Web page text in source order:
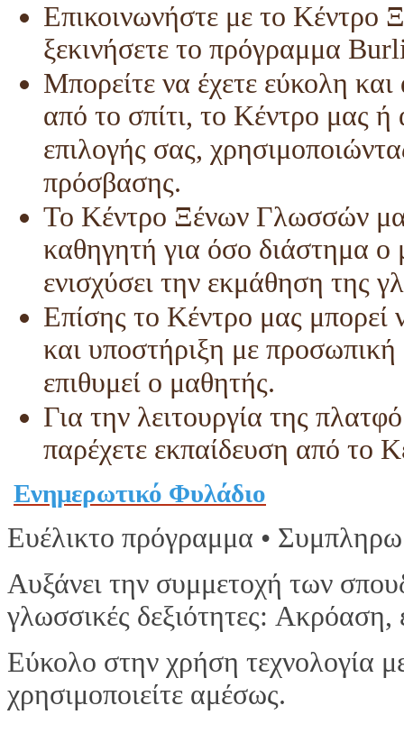
Επικοινωνήστε με το
ξεκινήσετε το πρόγραμμα
Μπορείτε να έχετε εύκολη
από το σπίτι, το Κέντρο μας
επιλογής σας,
πρόσβασης.
Το Κέντρο Ξένων Γλωσσών
καθηγητή για όσο διάστημα ο
ενισχύσει την εκμάθηση της
Επίσης το Κέντρο μας
και υποστήριξη με
επιθυμεί ο μαθητής.
Για την λειτουργία της
παρέχετε εκπαίδευση από το
Ενημερωτικό Φυλάδιο
Ευέλικτο πρόγραμμα •
Αυξάνει την συμμετοχή των
γλωσσικές δεξιότητες:
Εύκολο στην χρήση τεχνολογία
χρησιμοποιείτε αμέσως.